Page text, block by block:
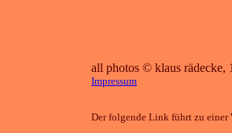
all photos © klaus rädecke,
Impressum
Der folgende Link führt zu